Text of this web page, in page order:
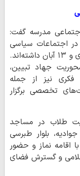
مدرسه گفت:
اجتماعات سیاسی
نظیر راهپیمایی روز قدس، ۲۲ بهمن، ۹ دی و ۱۳ آبان داشته‌اند.
جهاد تبیین،
فکری نیز از جمله
تخصصی برگزار
طلاب در مساجد
بلوار طبرسی
نماز و حضور
و گسترش فضای